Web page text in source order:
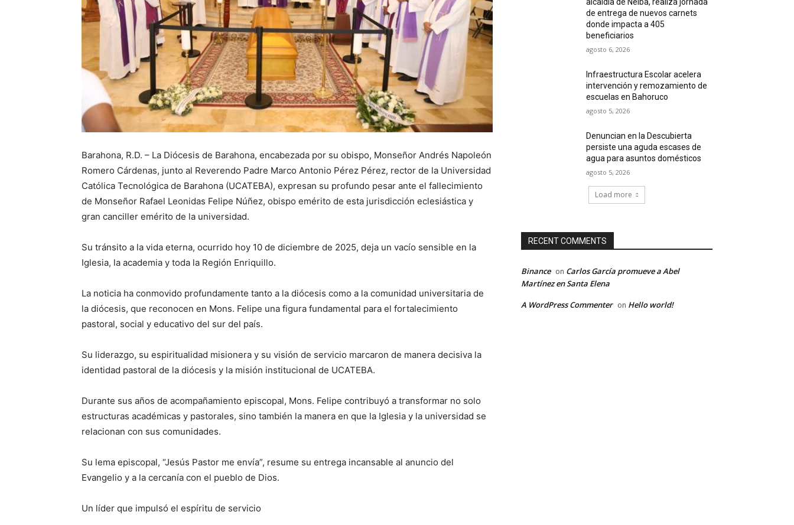
Barahona, R.D. – La Diócesis de Barahona, encabezada por su obispo, Monseñor Andrés Napoleón
Romero Cárdenas, junto al Reverendo Padre Marco Antonio Pérez Pérez, rector de la Universidad
Católica Tecnológica de Barahona (UCATEBA), expresan su profundo pesar ante el fallecimiento
de Monseñor Rafael Leonidas Felipe Núñez, obispo emérito de esta jurisdicción eclesiástica y
gran canciller emérito de la universidad.
Su tránsito a la vida eterna, ocurrido hoy 10 de diciembre de 2025, deja un vacío sensible en la
Iglesia, la academia y toda la Región Enriquillo.
La noticia ha conmovido profundamente tanto a la diócesis como a la comunidad universitaria de
la diócesis, que reconocen en Mons. Felipe una figura fundamental para el fortalecimiento
pastoral, social y educativo del sur del país.
Su liderazgo, su espiritualidad misionera y su visión de servicio marcaron de manera decisiva la
identidad pastoral de la diócesis y la misión institucional de UCATEBA.
Durante sus años de acompañamiento episcopal, Mons. Felipe contribuyó a transformar no solo
estructuras académicas y pastorales, sino también la manera en que la Iglesia y la universidad se
relacionan con sus comunidades.
Su lema episcopal, “Jesús Pastor me envía”, resume su entrega incansable al anuncio del
Evangelio y a la cercanía con el pueblo de Dios.
Un líder que impulsó el espíritu de servicio
de entrega de nuevos carnets
donde impacta a 405
beneficiarios
agosto 6, 2026
Infraestructura Escolar acelera
intervención y remozamiento de
escuelas en Bahoruco
agosto 5, 2026
Denuncian en la Descubierta
persiste una aguda escases de
agua para asuntos domésticos
agosto 5, 2026
Load more
RECENT COMMENTS
Binance on Carlos García promueve a Abel
Martínez en Santa Elena
A WordPress Commenter on Hello world!